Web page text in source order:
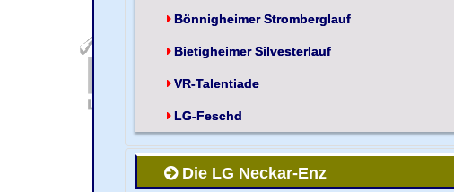
Bönnigheimer Stromberglauf
Bietigheimer Silvesterlauf
VR-Talentiade
LG-Feschd
Die LG Neckar-Enz